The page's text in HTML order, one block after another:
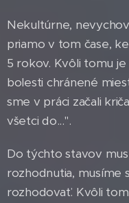
Nekultúrne,
priamo v tom čase,
5 rokov. Kvôli tomu
bolesti chránené
sme v práci začali
všetci do...".
Do týchto stavov
rozhodnutia, musíme
rozhodovať. Kvôli